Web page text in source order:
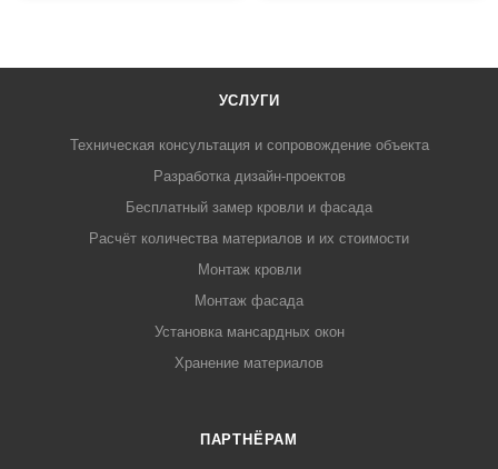
УСЛУГИ
Техническая консультация и сопровождение объекта
Разработка дизайн-проектов
Бесплатный замер кровли и фасада
Расчёт количества материалов и их стоимости
Монтаж кровли
Монтаж фасада
Установка мансардных окон
Хранение материалов
ПАРТНЁРАМ